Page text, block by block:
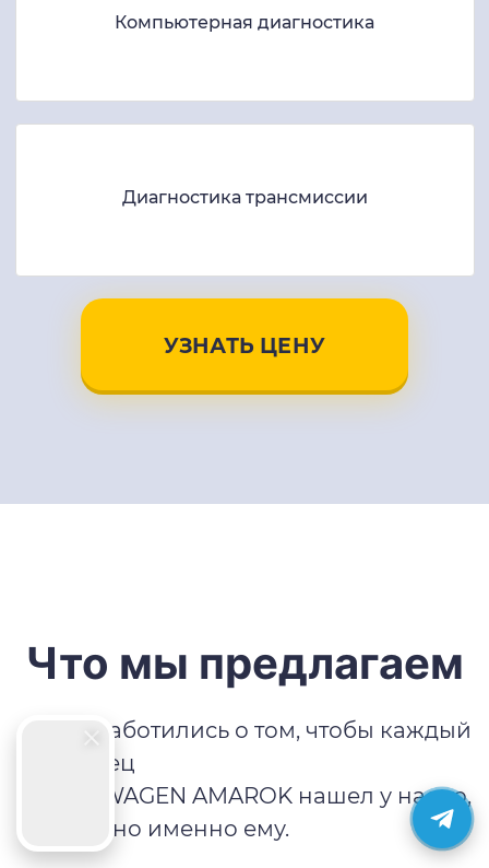
Компьютерная диагностика
Диагностика трансмиссии
УЗНАТЬ ЦЕНУ
Что мы предлагаем
Мы позаботились о том, чтобы каждый
владелец
VOLKSWAGEN AMAROK нашел у нас то,
что нужно именно ему.